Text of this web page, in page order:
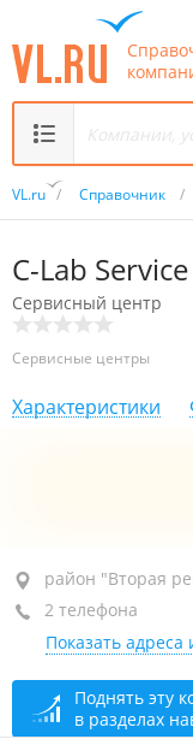
VL.ru / Справочник /
C-Lab Service
Сервисный центр
Сервисные центры
Характеристики
район "Вторая
ТРЦ "Дружба", - 1-й
+7 966 291-70-70
+7 966 290-70-70
сегодня закрыто
район "Вторая
2 телефона
Показать адреса
Поднять эту
в разделах